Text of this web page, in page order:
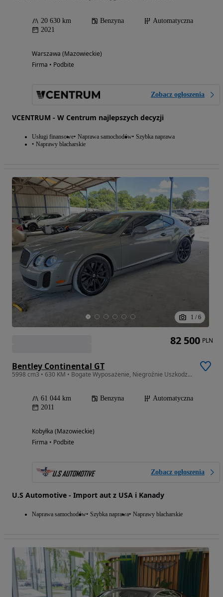
20 630 km Benzyna
Automatyczna
2021
Warszawa (Mazowieckie)
Firma • Podbite
Zobacz ogłoszenia
VCENTRUM - W Centrum najlepszych decyzji
Usługi finansowe Naprawa samochodów Szybka naprawa
Naprawy blacharskie
1 / 6
Bentley Continental GT
5998 cm3 • 630 KM • Bogate Wyposażenie, Niegroźnie Uszkodzony, Legendarny Silnik, Zadbany!
61 044 km Benzyna
Automatyczna
2011
Kobyłka (Mazowieckie)
Firma • Podbite
Zobacz ogłoszenia
U.S Automotive - Import aut z USA i Kanady
Naprawa samochodów Szybka naprawa Naprawy blacharskie
82 500 PLN